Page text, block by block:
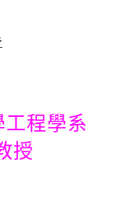
程學系
授